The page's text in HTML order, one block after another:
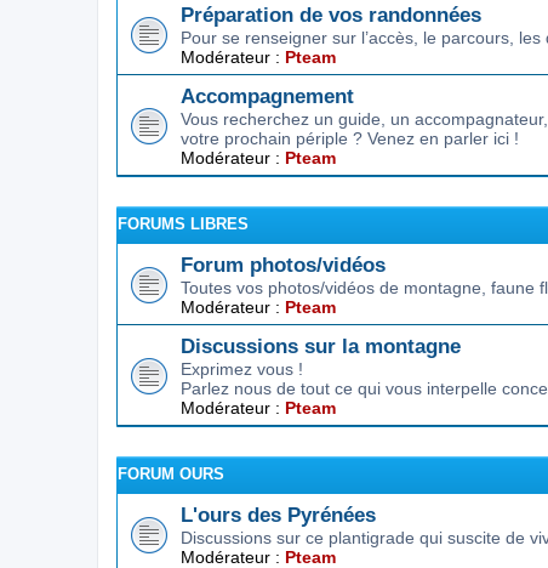
Préparation de vos randonnées
Pour se renseigner sur l’accès, le parcours,
Modérateur : Pteam
Accompagnement
Vous recherchez un guide, un
votre prochain périple ? Venez en parler ici !
Modérateur : Pteam
FORUMS LIBRES
Forum photos/vidéos
Toutes vos photos/vidéos de montagne, faune
Modérateur : Pteam
Discussions sur la montagne
Exprimez vous !
Parlez nous de tout ce qui vous interpelle
Modérateur : Pteam
FORUM OURS
L'ours des Pyrénées
Discussions sur ce plantigrade qui suscite de
Modérateur : Pteam